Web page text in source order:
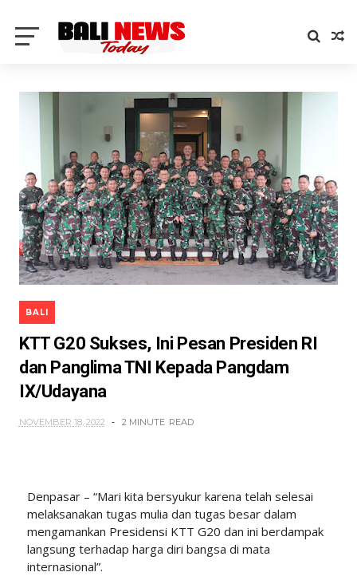
BALI
KTT G20 Sukses, Ini Pesan Presiden RI
dan Panglima TNI Kepada Pangdam
IX/Udayana
NOVEMBER 18, 2022 2 MINUTE READ
Denpasar – “Mari kita bersyukur karena telah selesai
melaksanakan tugas mulia dan tugas besar dalam
mengamankan Presidensi KTT G20 dan ini berdampak
langsung terhadap harga diri bangsa di mata
internasional”.